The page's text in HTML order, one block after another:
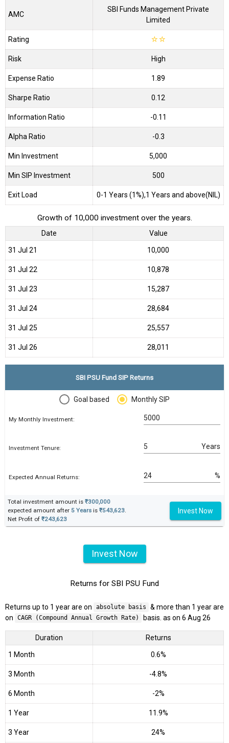
AMC
SBI Funds Management Private
Limited
Rating ☆☆
Risk High
Expense Ratio 1.89
Sharpe Ratio 0.12
Information Ratio -0.11
Alpha Ratio -0.3
Min Investment 5,000
Min SIP Investment 500
Exit Load 0-1 Years (1%),1 Years and above(NIL)
Growth of 10,000 investment over the years.
Date Value
31 Jul 21 ₹10,000
31 Jul 22 ₹10,878
31 Jul 23 ₹15,287
31 Jul 24 ₹28,684
31 Jul 25 ₹25,557
31 Jul 26 ₹28,011
SBI PSU Fund SIP Returns
Goal based Monthly SIP
My Monthly Investment:
Investment Tenure: Years
Expected Annual Returns: %
Total investment amount is ₹300,000
expected amount after 5 Years is ₹543,623.
Net Profit of ₹243,623
Invest Now
Invest Now
Returns for SBI PSU Fund
Returns up to 1 year are on absolute basis
& more than 1 year are
on
CAGR (Compound Annual Growth Rate) basis. as on 6 Aug 26
Duration Returns
1 Month 0.6%
3 Month -4.8%
6 Month -2%
1 Year 11.9%
3 Year 24%